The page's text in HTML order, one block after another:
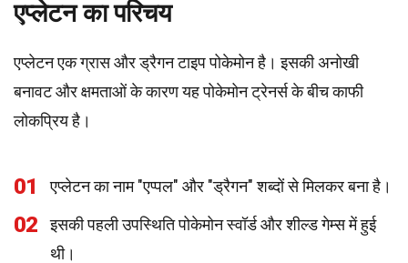
एप्लेटन का परिचय
एप्लेटन एक ग्रास और ड्रैगन टाइप पोकेमोन है। इसकी अनोखी
बनावट और क्षमताओं के कारण यह पोकेमोन ट्रेनर्स के बीच काफी
लोकप्रिय है।
01 एप्लेटन का नाम "एप्पल" और "ड्रैगन" शब्दों से मिलकर बना है।
02
इसकी पहली उपस्थिति पोकेमोन स्वॉर्ड और शील्ड गेम्स में हुई
थी।